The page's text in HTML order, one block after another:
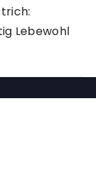
Lebewohl